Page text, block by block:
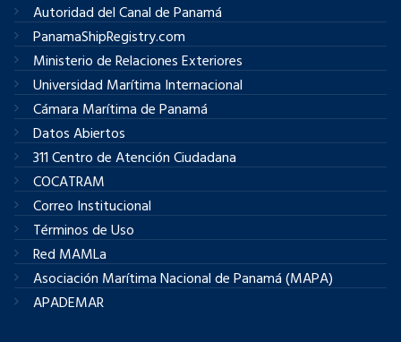
Autoridad del Canal de Panamá
PanamaShipRegistry.com
Ministerio de Relaciones Exteriores
Universidad Marítima Internacional
Cámara Marítima de Panamá
Datos Abiertos
311 Centro de Atención Ciudadana
COCATRAM
Correo Institucional
Términos de Uso
Red MAMLa
Asociación Marítima Nacional de Panamá (MAPA)
APADEMAR